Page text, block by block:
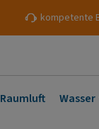
kompetente
Wasser